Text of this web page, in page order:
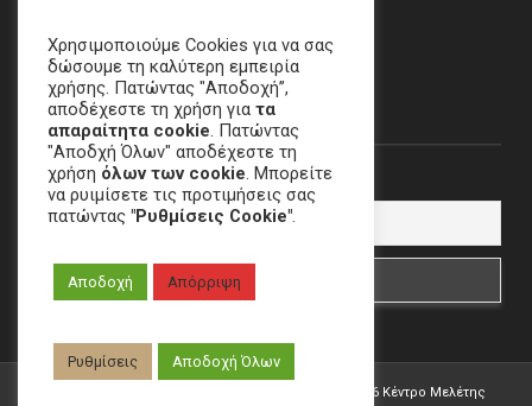
email:crime[at]e-keme[dot]gr
Newsletter
Email
2026 Κέντρο Μελέτης
Χρησιμοποιούμε Cookies για να σας
δώσουμε τη καλύτερη εμπειρία
χρήσης. Πατώντας "Αποδοχή”,
αποδέχεστε τη χρήση για τα
απαραίτητα cookie. Πατώντας
"Αποδχή Όλων" αποδέχεστε τη
χρήση όλων των cookie. Μπορείτε
να ρυιμίσετε τις προτιμήσεις σας
πατώντας "Ρυθμίσεις Cookie".
Αποδοχή Απόρριψη
Ρυθμίσεις Αποδοχή Όλων